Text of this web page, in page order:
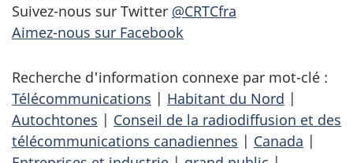
Suivez-nous sur Twitter @CRTCfra
Aimez-nous sur Facebook
Recherche d'information connexe par mot-clé :
Télécommunications | Habitant du Nord |
Autochtones | Conseil de la radiodiffusion et des
télécommunications canadiennes | Canada |